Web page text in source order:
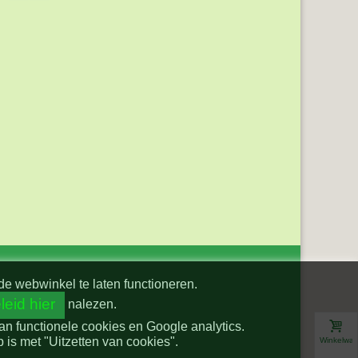
webwinkel te laten functioneren.
hier
nalezen.
functionele cookies en Google analytics.
is met "Uitzetten van cookies".